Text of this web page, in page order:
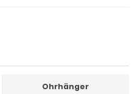
Ohrhänger